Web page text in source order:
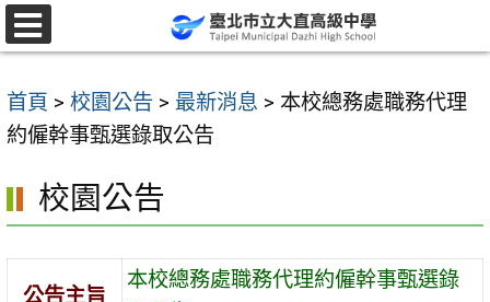
跳
至
要
內
區
首頁 > 校園公告 > 最新消息 > 本校總務處職務代理
約僱幹事甄選錄取公告
校園公告
公告主旨
本校總務處職務代理約僱幹事甄選錄
選
單